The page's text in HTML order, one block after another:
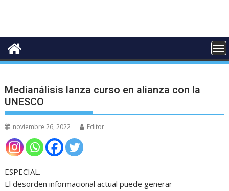
Medianálisis lanza curso en alianza con la
UNESCO
noviembre 26, 2022 Editor
ESPECIAL.-
El desorden informacional actual puede generar